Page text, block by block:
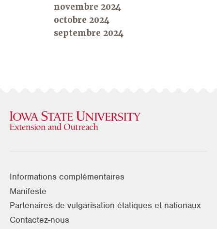
novembre 2024
octobre 2024
septembre 2024
Informations complémentaires
Manifeste
Partenaires de vulgarisation étatiques et nationaux
Contactez-nous